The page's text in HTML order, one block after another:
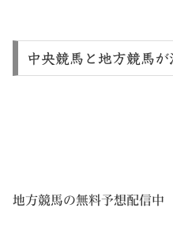
中央競馬と地方競馬
地方競馬の無料予想配信中